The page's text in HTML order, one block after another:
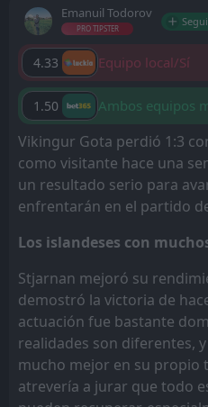
Emanuil Todorov
PRO TIPSTER
4.33 Equipo local/Sí
1.50 Ambos equipos
Vikingur Gota perdió 1:3
como visitante hace una
un resultado serio para
enfrentarán en el partido
Los islandeses con
Stjarnan mejoró su
demostró la victoria de
actuación fue bastante
realidades son diferentes,
mucho mejor en su propio
atrevería a jurar que todo